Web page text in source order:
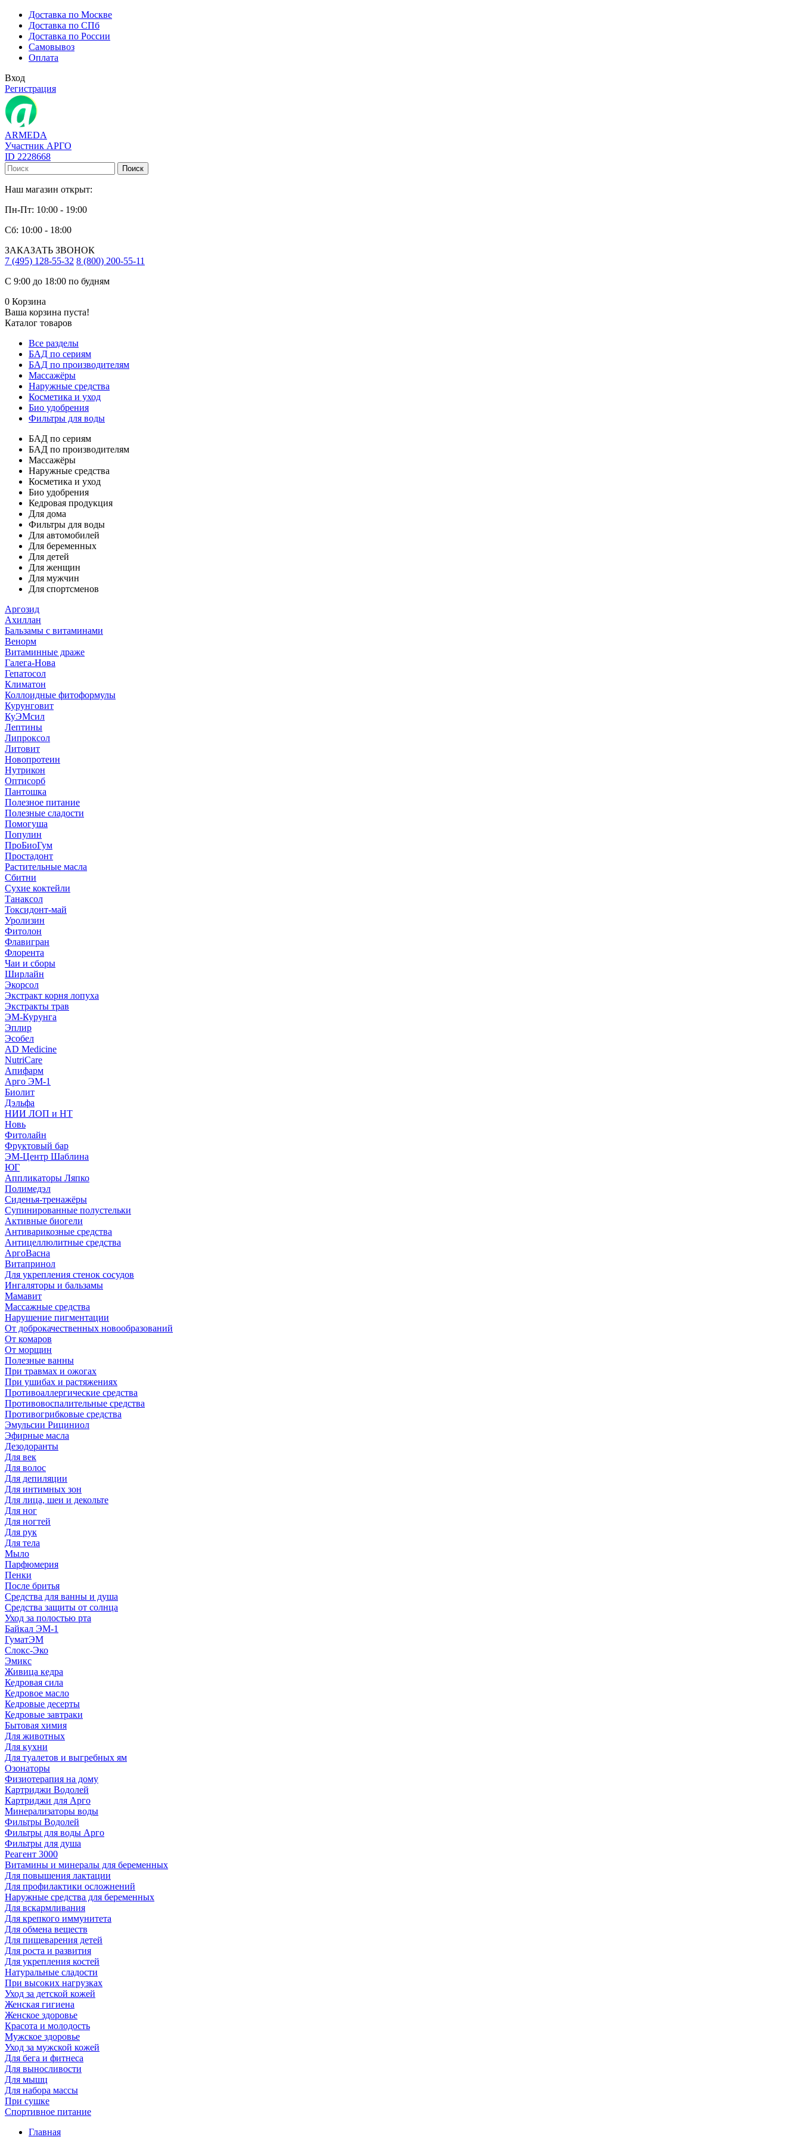
Доставка по Москве
Доставка по СПб
Доставка по России
Самовывоз
Оплата
Вход
Регистрация
ARMEDA
Участник АРГО
ID 2228668
Поиск
Наш магазин открыт:
Пн-Пт: 10:00 - 19:00
Сб: 10:00 - 18:00
ЗАКАЗАТЬ ЗВОНОК
7 (495) 128-55-32 8 (800) 200-55-11
С 9:00 до 18:00 по будням
0 Корзина
Ваша корзина пуста!
Каталог товаров
Все разделы
БАД по сериям
БАД по производителям
Массажёры
Наружные средства
Косметика и уход
Био удобрения
Фильтры для воды
БАД по сериям
БАД по производителям
Массажёры
Наружные средства
Косметика и уход
Био удобрения
Кедровая продукция
Для дома
Фильтры для воды
Для автомобилей
Для беременных
Для детей
Для женщин
Для мужчин
Для спортсменов
Аргозид
Ахиллан
Бальзамы с витаминами
Венорм
Витаминные драже
Галега-Нова
Гепатосол
Климатон
Коллоидные фитоформулы
Курунговит
КуЭМсил
Лептины
Липроксол
Литовит
Новопротеин
Нутрикон
Оптисорб
Пантошка
Полезное питание
Полезные сладости
Помогуша
Популин
ПроБиоГум
Простадонт
Растительные масла
Сбитни
Сухие коктейли
Танаксол
Токсидонт-май
Уролизин
Фитолон
Флавигран
Флорента
Чаи и сборы
Ширлайн
Экорсол
Экстракт корня лопуха
Экстракты трав
ЭМ-Курунга
Эплир
Эсобел
AD Medicine
NutriCare
Апифарм
Арго ЭМ-1
Биолит
Дэльфа
НИИ ЛОП и НТ
Новь
Фитолайн
Фруктовый бар
ЭМ-Центр Шаблина
ЮГ
Аппликаторы Ляпко
Полимедэл
Сиденья-тренажёры
Супинированные полустельки
Активные биогели
Антиварикозные средства
Антицеллюлитные средства
АргоВасна
Витапринол
Для укрепления стенок сосудов
Ингаляторы и бальзамы
Мамавит
Массажные средства
Нарушение пигментации
От доброкачественных новообразований
От комаров
От морщин
Полезные ванны
При травмах и ожогах
При ушибах и растяжениях
Противоаллергические средства
Противовоспалительные средства
Противогрибковые средства
Эмульсии Рициниол
Эфирные масла
Дезодоранты
Для век
Для волос
Для депиляции
Для интимных зон
Для лица, шеи и декольте
Для ног
Для ногтей
Для рук
Для тела
Мыло
Парфюмерия
Пенки
После бритья
Средства для ванны и душа
Средства защиты от солнца
Уход за полостью рта
Байкал ЭМ-1
ГуматЭМ
Слокс-Эко
Эмикс
Живица кедра
Кедровая сила
Кедровое масло
Кедровые десерты
Кедровые завтраки
Бытовая химия
Для животных
Для кухни
Для туалетов и выгребных ям
Озонаторы
Физиотерапия на дому
Картриджи Водолей
Картриджи для Арго
Минерализаторы воды
Фильтры Водолей
Фильтры для воды Арго
Фильтры для душа
Реагент 3000
Витамины и минералы для беременных
Для повышения лактации
Для профилактики осложнений
Наружные средства для беременных
Для вскармливания
Для крепкого иммунитета
Для обмена веществ
Для пищеварения детей
Для роста и развития
Для укрепления костей
Натуральные сладости
При высоких нагрузках
Уход за детской кожей
Женская гигиена
Женское здоровье
Красота и молодость
Мужское здоровье
Уход за мужской кожей
Для бега и фитнеса
Для выносливости
Для мышц
Для набора массы
При сушке
Спортивное питание
Главная